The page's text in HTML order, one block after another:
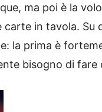
ma poi è la
in tavola. Su
la prima è
bisogno di fare